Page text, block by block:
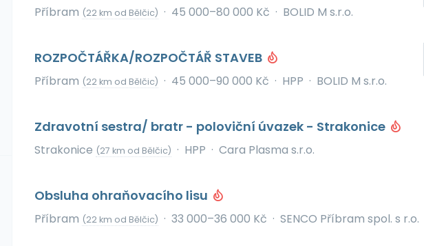
Příbram (22 km od Bělčic) · 45 000–80 000 Kč · BOLID M s.r.o.
ROZPOČTÁŘKA/ROZPOČTÁŘ STAVEB
Příbram (22 km od Bělčic) · 45 000–90 000 Kč · HPP · BOLID M s.r.o.
Zdravotní sestra/ bratr - poloviční úvazek - Strakonice
Strakonice (27 km od Bělčic) · HPP · Cara Plasma s.r.o.
Obsluha ohraňovacího lisu
Příbram (22 km od Bělčic) · 33 000–36 000 Kč · SENCO Příbram spol. s r.o.